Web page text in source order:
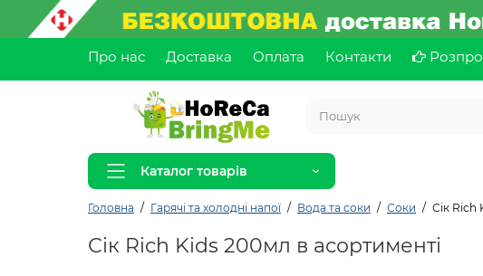
Про нас Доставка Оплата Контакти
Каталог товарів
Головна Гарячі та холодні напої Вода та соки Соки Сік Rich
Сік Rich Kids 200мл в асортименті